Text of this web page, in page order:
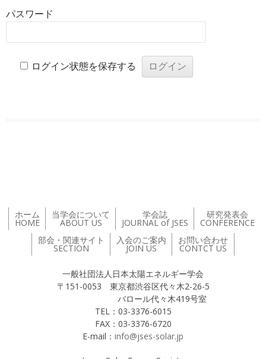
パスワード
ログイン状態を保存する
ホーム
HOME
当学会について
ABOUT US
学会誌
JOURNAL of JSES
研究発表会
CONFERENCE
部会・関連サイト
SECTION
入会のご案内
JOIN US
お問い合わせ
CONTCT US
一般社団法人日本太陽エネルギー学会
〒151-0053 東京都渋谷区代々木2-26-5
バロール代々木419号室
TEL：03-3376-6015
FAX：03-3376-6720
E-mail： info@jses-solar.jp